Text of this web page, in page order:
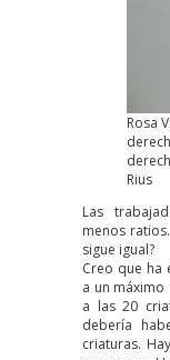
Rosa
Rius
Las
menos
sigue igual?
Creo que ha
a un
a las 20
debería
criaturas.